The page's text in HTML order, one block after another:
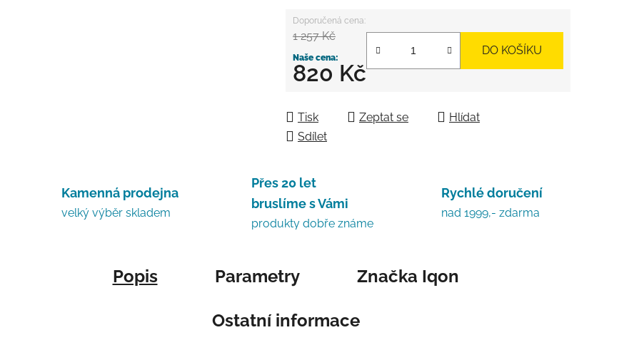
1 257 Kč
820 Kč
DO KOŠÍKU
Tisk Zeptat se
Hlídat
Sdílet
Kamenná prodejna
velký výběr skladem
Přes 20 let
bruslíme s Vámi
produkty dobře známe
Rychlé doručení
nad 1999,- zdarma
Popis Parametry Značka Iqon
Ostatní informace